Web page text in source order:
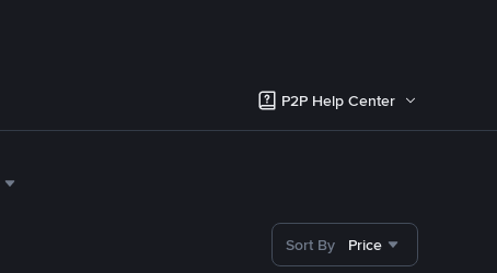
P2P Help Center
Sort By Price